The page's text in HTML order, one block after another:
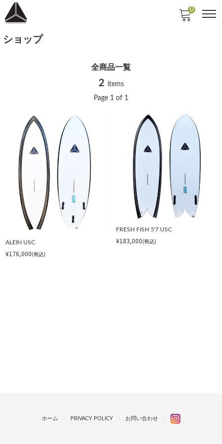
0
ショップ
全商品一覧
2 items
Page 1 of 1
ALEIN USC
¥176,000(税込)
FRESH FISH 5'7 USC
¥183,000(税込)
ホーム PRIVACY POLICY お問い合わせ